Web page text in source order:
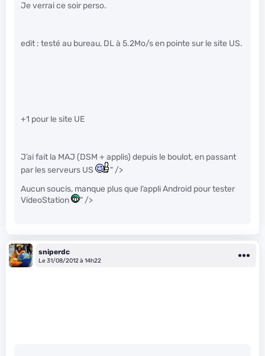
Je verrai ce soir perso.
edit : testé au bureau, DL à 5.2Mo/s en pointe sur le site US.
+1 pour le site UE
J’ai fait la MAJ (DSM + applis) depuis le boulot, en passant
par les serveurs US
" />
Aucun soucis, manque plus que l’appli Android pour tester
VideoStation
" />
sniperdc
Le 31/08/2012 à 14h22